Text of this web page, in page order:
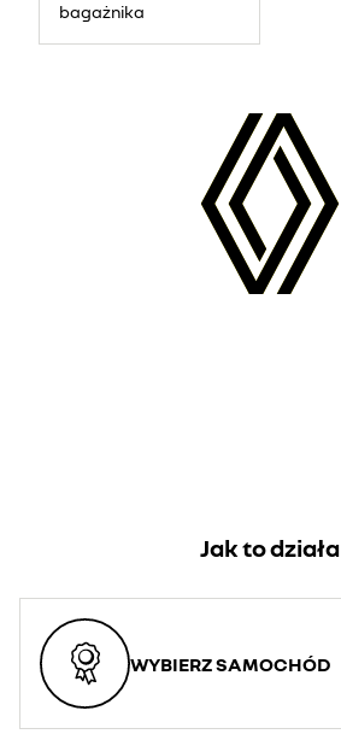
bagażnika
Jak to działa
WYBIERZ SAMOCHÓD